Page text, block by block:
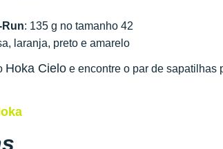
Run: 135 g no tamanho 42
laranja, preto e amarelo
Hoka Cielo e encontre o par de sapatilhas